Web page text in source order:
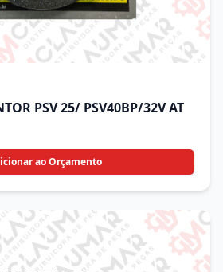
PSV 25/ PSV40BP/32V AT
ao Orçamento